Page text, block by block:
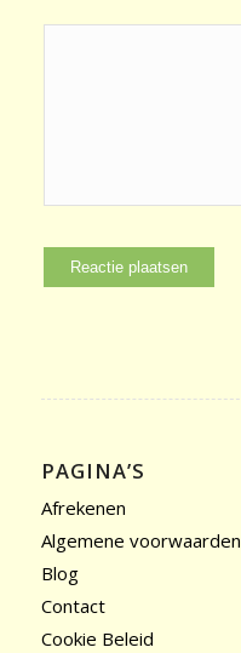
PAGINA’S
Afrekenen
Algemene voorwaarden
Blog
Contact
Cookie Beleid